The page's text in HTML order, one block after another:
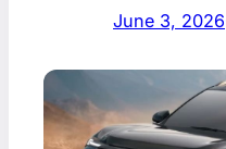
June 3, 2026